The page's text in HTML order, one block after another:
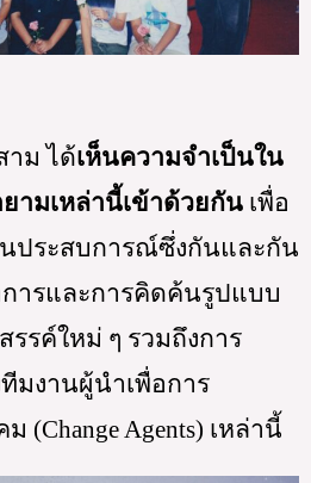
าม ได้เห็นความจำเป็นใน
ามเหล่านี้เข้าด้วยกัน เพื่อ
ประสบการณ์ซึ่งกันและกัน
การและการคิดค้นรูปแบบ
รรค์ใหม่ ๆ รวมถึงการ
งานผู้นำเพื่อการ
(Change Agents) เหล่านี้